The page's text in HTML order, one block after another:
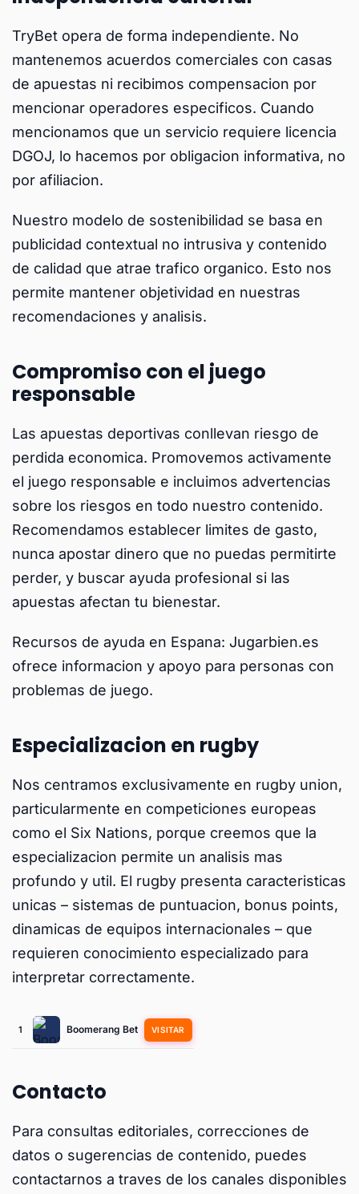
TryBet opera de forma independiente. No
mantenemos acuerdos comerciales con casas
de apuestas ni recibimos compensacion por
mencionar operadores especificos. Cuando
mencionamos que un servicio requiere licencia
DGOJ, lo hacemos por obligacion informativa, no
por afiliacion.
Nuestro modelo de sostenibilidad se basa en
publicidad contextual no intrusiva y contenido
de calidad que atrae trafico organico. Esto nos
permite mantener objetividad en nuestras
recomendaciones y analisis.
Compromiso con el juego
responsable
Las apuestas deportivas conllevan riesgo de
perdida economica. Promovemos activamente
el juego responsable e incluimos advertencias
sobre los riesgos en todo nuestro contenido.
Recomendamos establecer limites de gasto,
nunca apostar dinero que no puedas permitirte
perder, y buscar ayuda profesional si las
apuestas afectan tu bienestar.
Recursos de ayuda en Espana: Jugarbien.es
ofrece informacion y apoyo para personas con
problemas de juego.
Especializacion en rugby
Nos centramos exclusivamente en rugby union,
particularmente en competiciones europeas
como el Six Nations, porque creemos que la
especializacion permite un analisis mas
profundo y util. El rugby presenta caracteristicas
unicas – sistemas de puntuacion, bonus points,
dinamicas de equipos internacionales – que
requieren conocimiento especializado para
interpretar correctamente.
1 Boomerang Bet VISITAR
Contacto
Para consultas editoriales, correcciones de
datos o sugerencias de contenido, puedes
contactarnos a traves de los canales disponibles